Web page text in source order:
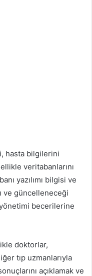
hasta bilgilerini
veritabanlarını
yazılımı bilgisi ve
ve güncelleneceği
becerilerine
doktorlar,
tıp uzmanlarıyla
açıklamak ve